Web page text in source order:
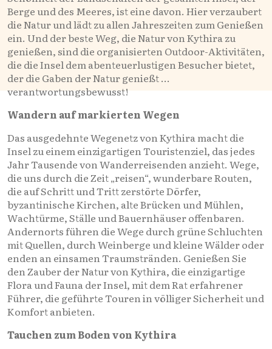
Berge und des Meeres, ist eine davon. Hier verzaubert
die Natur und lädt zu allen Jahreszeiten zum Genießen
ein. Und der beste Weg, die Natur von Kythira zu
genießen, sind die organisierten Outdoor-Aktivitäten,
die die Insel dem abenteuerlustigen Besucher bietet,
der die Gaben der Natur genießt …
verantwortungsbewusst!
Wandern auf markierten Wegen
Das ausgedehnte Wegenetz von Kythira macht die
Insel zu einem einzigartigen Touristenziel, das jedes
Jahr Tausende von Wanderreisenden anzieht. Wege,
die uns durch die Zeit „reisen“, wunderbare Routen,
die auf Schritt und Tritt zerstörte Dörfer,
byzantinische Kirchen, alte Brücken und Mühlen,
Wachtürme, Ställe und Bauernhäuser offenbaren.
Andernorts führen die Wege durch grüne Schluchten
mit Quellen, durch Weinberge und kleine Wälder oder
enden an einsamen Traumstränden. Genießen Sie
den Zauber der Natur von Kythira, die einzigartige
Flora und Fauna der Insel, mit dem Rat erfahrener
Führer, die geführte Touren in völliger Sicherheit und
Komfort anbieten.
Tauchen zum Boden von Kythira